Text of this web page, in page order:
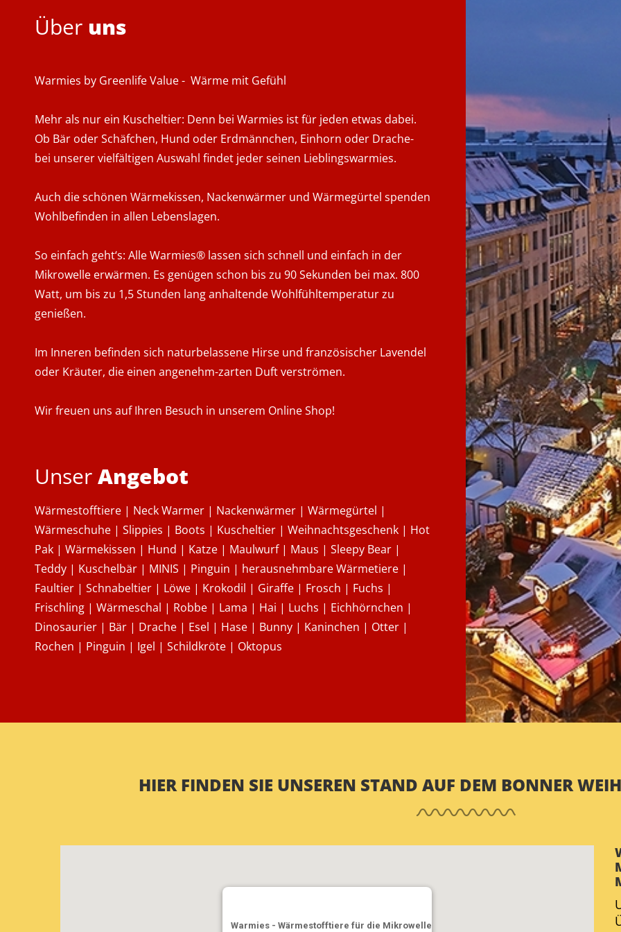
Über uns
Warmies by Greenlife Value - Wärme mit Gefühl
Mehr als nur ein Kuscheltier: Denn bei Warmies ist für jeden etwas dabei.
Ob Bär oder Schäfchen, Hund oder Erdmännchen, Einhorn oder Drache-
bei unserer vielfältigen Auswahl findet jeder seinen Lieblingswarmies.
Auch die schönen Wärmekissen, Nackenwärmer und Wärmegürtel spenden
Wohlbefinden in allen Lebenslagen.
So einfach geht‘s: Alle Warmies® lassen sich schnell und einfach in der
Mikrowelle erwärmen. Es genügen schon bis zu 90 Sekunden bei max. 800
Watt, um bis zu 1,5 Stunden lang anhaltende Wohlfühltemperatur zu
genießen.
Im Inneren befinden sich naturbelassene Hirse und französischer Lavendel
oder Kräuter, die einen angenehm-zarten Duft verströmen.
Wir freuen uns auf Ihren Besuch in unserem Online Shop!
UnserAngebot
Wärmestofftiere | Neck Warmer | Nackenwärmer | Wärmegürtel |
Wärmeschuhe | Slippies | Boots | Kuscheltier | Weihnachtsgeschenk | Hot
Pak | Wärmekissen | Hund | Katze | Maulwurf | Maus | Sleepy Bear |
Teddy | Kuschelbär | MINIS | Pinguin | herausnehmbare Wärmetiere |
Faultier | Schnabeltier | Löwe | Krokodil | Giraffe | Frosch | Fuchs |
Frischling | Wärmeschal | Robbe | Lama | Hai | Luchs | Eichhörnchen |
Dinosaurier | Bär | Drache | Esel | Hase | Bunny | Kaninchen | Otter |
Rochen | Pinguin | Igel | Schildkröte | Oktopus
HIER FINDEN SIE UNSEREN STAND AUF DEM BONNER
Warmies - Wärmestofftiere für die Mikrowelle